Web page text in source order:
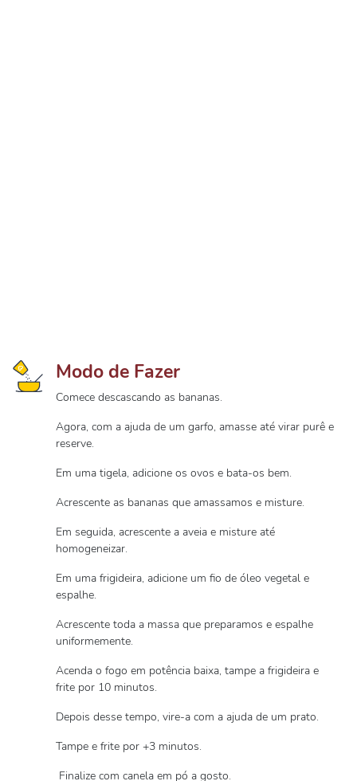
Modo de Fazer
Comece descascando as bananas.
Agora, com a ajuda de um garfo, amasse até virar purê e
reserve.
Em uma tigela, adicione os ovos e bata-os bem.
Acrescente as bananas que amassamos e misture.
Em seguida, acrescente a aveia e misture até
homogeneizar.
Em uma frigideira, adicione um fio de óleo vegetal e
espalhe.
Acrescente toda a massa que preparamos e espalhe
uniformemente.
Acenda o fogo em potência baixa, tampe a frigideira e
frite por 10 minutos.
Depois desse tempo, vire-a com a ajuda de um prato.
Tampe e frite por +3 minutos.
Finalize com canela em pó a gosto.